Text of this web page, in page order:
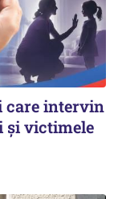
care intervin
și victimele